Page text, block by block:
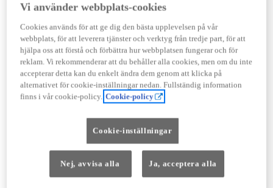
Föbrukning
Kombinerad Co2 0g/km
Motor
Prestanda
Topphastighet 180km/h
Acceleration 0-100km/h
4,5sekunder
Vi använder webbplats-cookies
Cookies används för att ge dig den bästa upplevelsen på vår
webbplats, för att leverera tjänster och verktyg från tredje part, för att
hjälpa oss att förstå och förbättra hur webbplatsen fungerar och för
reklam. Vi rekommenderar att du behåller alla cookies, men om du inte
accepterar detta kan du enkelt ändra dem genom att klicka på
alternativet för cookie-inställningar nedan. Fullständig information
finns i vår cookie-policy. Cookie-policy
Cookie-inställningar
Nej, avvisa alla Ja, acceptera alla